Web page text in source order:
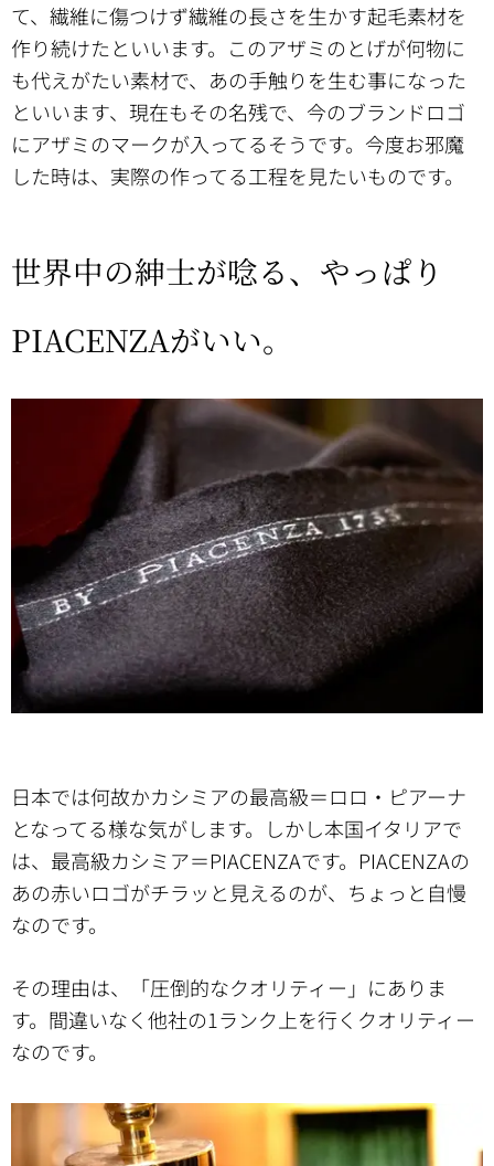
て、繊維に傷つけず繊維の長さを生かす起毛素材を
作り続けたといいます。このアザミのとげが何物に
も代えがたい素材で、あの手触りを生む事になった
といいます、現在もその名残で、今のブランドロゴ
にアザミのマークが入ってるそうです。今度お邪魔
した時は、実際の作ってる工程を見たいものです。
世界中の紳士が唸る、やっぱり
PIACENZAがいい。
日本では何故かカシミアの最高級＝ロロ・ピアーナ
となってる様な気がします。しかし本国イタリアで
は、最高級カシミア＝PIACENZAです。PIACENZAの
あの赤いロゴがチラッと見えるのが、ちょっと自慢
なのです。
その理由は、「圧倒的なクオリティー」にありま
す。間違いなく他社の1ランク上を行くクオリティー
なのです。